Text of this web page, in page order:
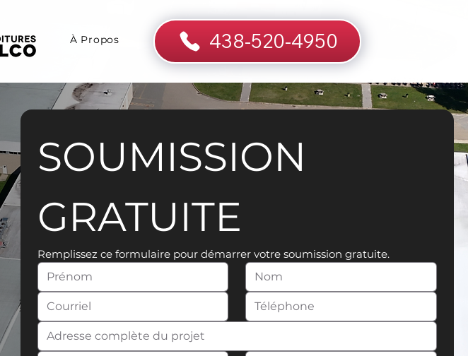
À Propos 438-520-4950
SOUMISSION
GRATUITE
Remplissez ce formulaire pour démarrer votre soumission gratuite.